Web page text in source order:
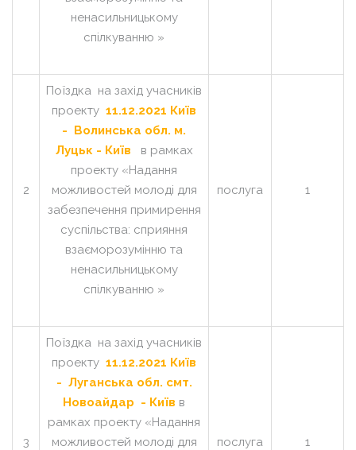
ненасильницькому
спілкуванню »
2
Поїздка на захід учасників
проекту 11.12.2021 Київ
- Волинська обл. м.
Луцьк - Київ в рамках
проекту «Надання
можливостей молоді для
забезпечення примирення
суспільства: сприяння
взаєморозумінню та
ненасильницькому
спілкуванню »
послуга 1
3
Поїздка на захід учасників
проекту 11.12.2021 Київ
- Луганська обл. смт.
Новоайдар - Київ в
рамках проекту «Надання
можливостей молоді для
послуга 1